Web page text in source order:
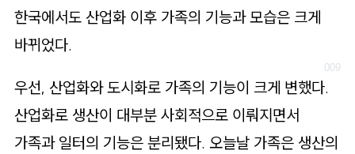
한국에서도 산업화 이후 가족의 기능과 모습은 크게
바뀌었다.
우선, 산업화와 도시화로 가족의 기능이 크게 변했다.
산업화로 생산이 대부분 사회적으로 이뤄지면서
가족과 일터의 기능은 분리됐다. 오늘날 가족은 생산의